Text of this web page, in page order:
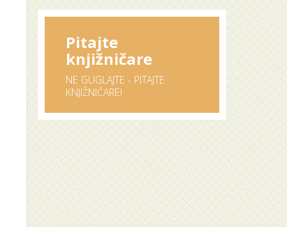
Pitajte
knjižničare
NE GUGLAJTE - PITAJTE
KNJIŽNIČARE!